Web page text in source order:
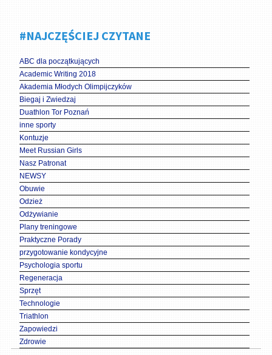
#NAJCZĘŚCIEJ CZYTANE
ABC dla początkujących
Academic Writing 2018
Akademia Młodych Olimpijczyków
Biegaj i Zwiedzaj
Duathlon Tor Poznań
inne sporty
Kontuzje
Meet Russian Girls
Nasz Patronat
NEWSY
Obuwie
Odzież
Odżywianie
Plany treningowe
Praktyczne Porady
przygotowanie kondycyjne
Psychologia sportu
Regeneracja
Sprzęt
Technologie
Triathlon
Zapowiedzi
Zdrowie